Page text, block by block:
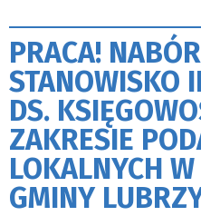
PRACA!
STANOWISKO
DS.
ZAKRESIE
LOKALNYCH
GMINY